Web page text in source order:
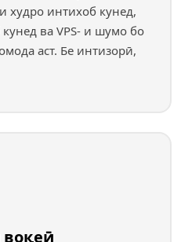
худро интихоб кунед,
ва VPS- и шумо бо
аст. Бе интизорӣ,